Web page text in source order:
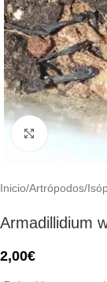
Click to
Inicio/Artrópodos/
Armadillidium
2,00€